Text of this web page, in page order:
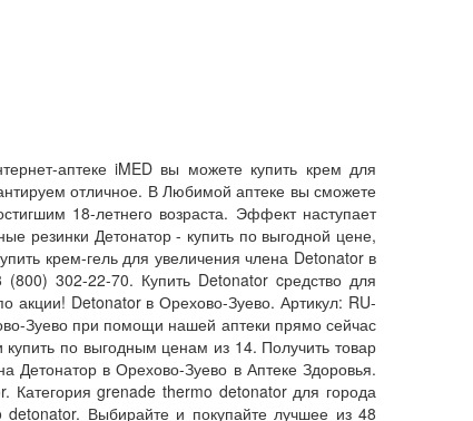
аптеке iMED вы можете купить крем для
отличное. В Любимой аптеке вы сможете
18-летнего возраста. Эффект наступает
резинки Детонатор - купить по выгодной цене,
крем-гель для увеличения члена Detonator в
302-22-70. Купить Detonator cредство для
Detonator в Орехово-Зуево. Артикул: RU-
Зуево при помощи нашей аптеки прямо сейчас
по выгодным ценам из 14. Получить товар
Детонатор в Орехово-Зуево в Аптеке Здоровья.
Категория grenade thermo detonator для города
Выбирайте и покупайте лучшее из 48